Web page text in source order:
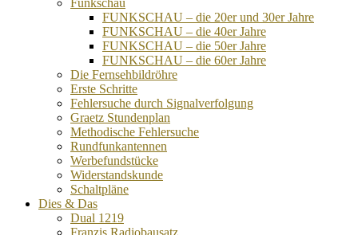
Funkschau
FUNKSCHAU – die 20er und 30er Jahre
FUNKSCHAU – die 40er Jahre
FUNKSCHAU – die 50er Jahre
FUNKSCHAU – die 60er Jahre
Die Fernsehbildröhre
Erste Schritte
Fehlersuche durch Signalverfolgung
Graetz Stundenplan
Methodische Fehlersuche
Rundfunkantennen
Werbefundstücke
Widerstandskunde
Schaltpläne
Dies & Das
Dual 1219
Franzis Radiobausatz